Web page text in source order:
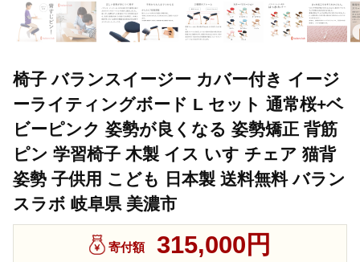
椅子 バランスイージー カバー付き イージ
ーライティングボード L セット 通常桜+ベ
ビーピンク 姿勢が良くなる 姿勢矯正 背筋
ピン 学習椅子 木製 イス いす チェア 猫背
姿勢 子供用 こども 日本製 送料無料 バラン
スラボ 岐阜県 美濃市
寄付額 315,000円